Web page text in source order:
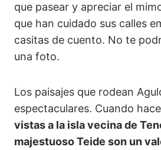
que pasear y apreciar el
que han cuidado sus calles
casitas de cuento. No te
una foto.
Los paisajes que rodean
espectaculares. Cuando
vistas a la isla vecina de
majestuoso Teide son un